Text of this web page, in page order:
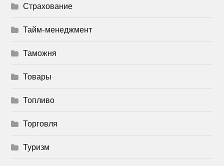
Страхование
Тайм-менеджмент
Таможня
Товары
Топливо
Торговля
Туризм